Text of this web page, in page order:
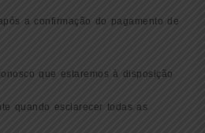
a confirmação do pagamento de
que estaremos à disposição
quando esclarecer todas as